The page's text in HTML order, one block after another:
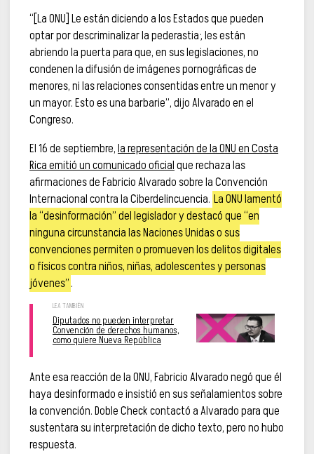
“[La ONU] Le están diciendo a los Estados que pueden
optar por descriminalizar la pederastia; les están
abriendo la puerta para que, en sus legislaciones, no
condenen la difusión de imágenes pornográficas de
menores, ni las relaciones consentidas entre un menor y
un mayor. Esto es una barbarie”, dijo Alvarado en el
Congreso.
El 16 de septiembre,la representación de la ONU en Costa
Rica emitió un comunicado oficialque rechaza las
afirmaciones de Fabricio Alvarado sobre la Convención
Internacional contra la Ciberdelincuencia. La ONU lamentó
la “desinformación” del legislador y destacó que “en
ninguna circunstancia las Naciones Unidas o sus
convenciones permiten o promueven los delitos digitales
o físicos contra niños, niñas, adolescentes y personas
jóvenes”.
Diputados no pueden interpretar
Convención de derechos humanos,
como quiere Nueva República
Ante esa reacción de la ONU, Fabricio Alvarado negó que él
haya desinformado e insistió en sus señalamientos sobre
la convención. Doble Check contactó a Alvarado para que
sustentara su interpretación de dicho texto, pero no hubo
respuesta.